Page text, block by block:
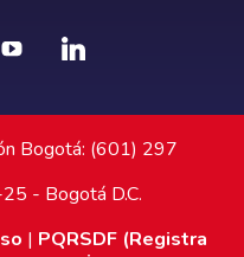
Bogotá: (601) 297
- Bogotá D.C.
| PQRSDF (Registra